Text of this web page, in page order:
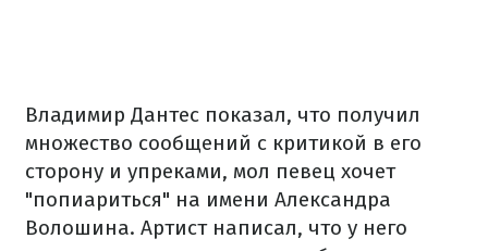
Владимир Дантес показал, что получил
множество сообщений с критикой в его
сторону и упреками, мол певец хочет
"попиариться" на имени Александра
Волошина. Артист написал, что у него